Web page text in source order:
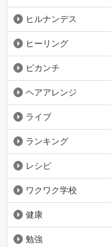
ヒルナンデス
ヒーリング
ピカンチ
ヘアアレンジ
ライブ
ランキング
レシピ
ワクワク学校
健康
勉強